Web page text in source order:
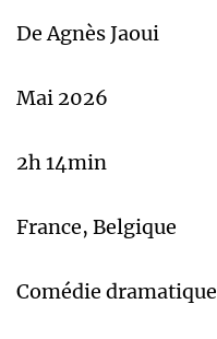
De Agnès Jaoui
Mai 2026
2h 14min
France, Belgique
Comédie dramatique